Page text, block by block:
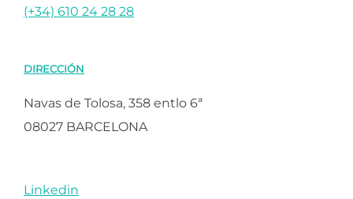
(+34) 610 24 28 28
DIRECCIÓN
Navas de Tolosa, 358 entlo 6ª
08027 BARCELONA
Linkedin